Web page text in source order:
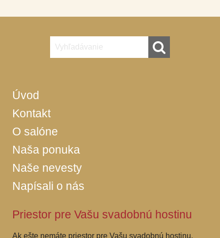
Úvod
Kontakt
O salóne
Naša ponuka
Naše nevesty
Napísali o nás
Priestor pre Vašu svadobnú hostinu
Ak ešte nemáte priestor pre Vašu svadobnú hostinu,